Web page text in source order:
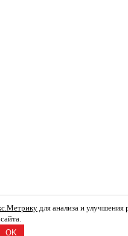
для анализа и улучшения
сайта.
OK